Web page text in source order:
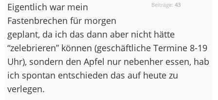
Beiträge:43
Eigentlich war mein
Fastenbrechen für morgen
geplant, da ich das dann aber nicht hätte
“zelebrieren” können (geschäftliche Termine 8-19
Uhr), sondern den Apfel nur nebenher essen, hab
ich spontan entschieden das auf heute zu
verlegen.